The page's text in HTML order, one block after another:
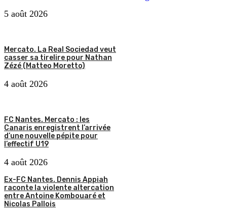
5 août 2026
Mercato. La Real Sociedad veut
casser sa tirelire pour Nathan
Zézé (Matteo Moretto)
4 août 2026
FC Nantes. Mercato : les
Canaris enregistrent l’arrivée
d’une nouvelle pépite pour
l’effectif U19
4 août 2026
Ex-FC Nantes. Dennis Appiah
raconte la violente altercation
entre Antoine Kombouaré et
Nicolas Pallois